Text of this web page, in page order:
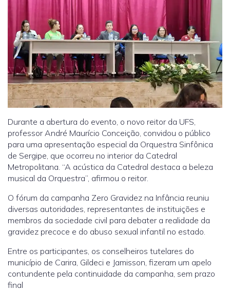
Durante a abertura do evento, o novo reitor da UFS,
professor André Maurício Conceição, convidou o público
para uma apresentação especial da Orquestra Sinfônica
de Sergipe, que ocorreu no interior da Catedral
Metropolitana. “A acústica da Catedral destaca a beleza
musical da Orquestra”, afirmou o reitor.
O fórum da campanha Zero Gravidez na Infância reuniu
diversas autoridades, representantes de instituições e
membros da sociedade civil para debater a realidade da
gravidez precoce e do abuso sexual infantil no estado.
Entre os participantes, os conselheiros tutelares do
município de Carira, Gildeci e Jamisson, fizeram um apelo
contundente pela continuidade da campanha, sem prazo
final